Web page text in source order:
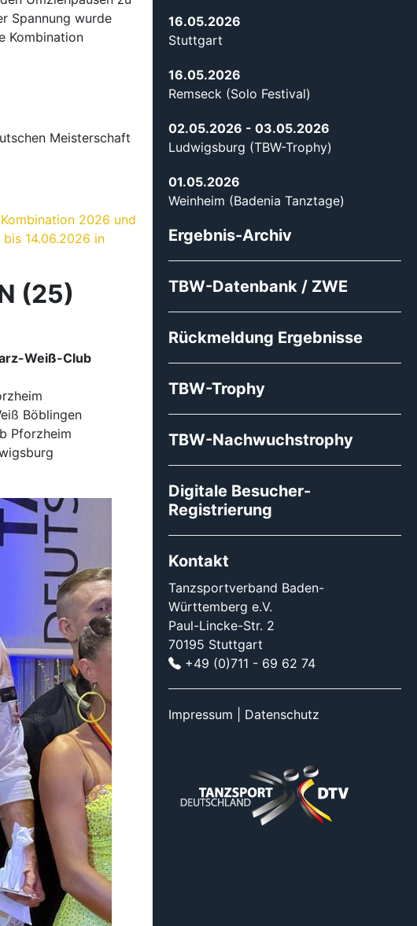
14.06.2026 in
(25)
Böblingen
TBW-Trophy
TBW-Nachwuchstrophy
Digitale Besucher-
Registrierung
Kontakt
Paul-Lincke-Str. 2
70195 Stuttgart
+49 (0)711 - 69 62 74
Impressum|Datenschutz